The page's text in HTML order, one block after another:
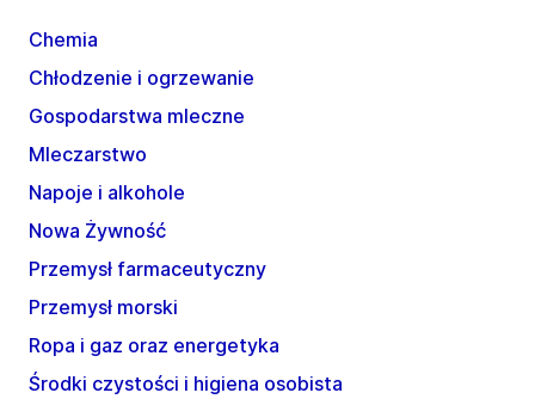
Chemia
Chłodzenie i ogrzewanie
Gospodarstwa mleczne
Mleczarstwo
Napoje i alkohole
Nowa Żywność
Przemysł farmaceutyczny
Przemysł morski
Ropa i gaz oraz energetyka
Środki czystości i higiena osobista